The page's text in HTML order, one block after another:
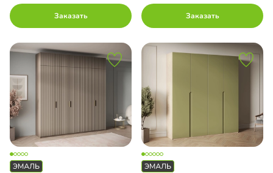
Заказать Заказать